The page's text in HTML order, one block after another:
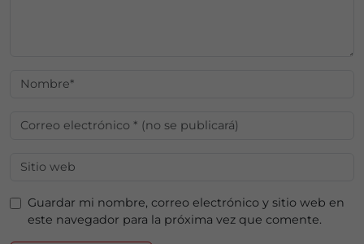
Guardar mi nombre, correo electrónico y sitio web en
este navegador para la próxima vez que comente.